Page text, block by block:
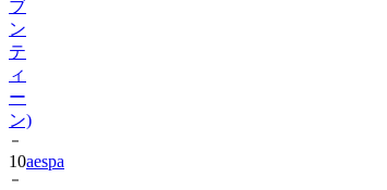
テ
ィ
ー
ン)
10aespa
11CORTIS